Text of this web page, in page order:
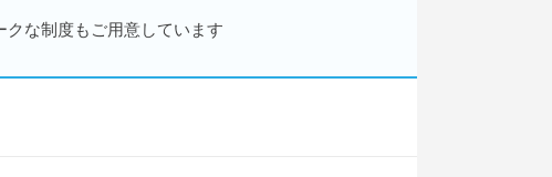
な制度もご用意しています